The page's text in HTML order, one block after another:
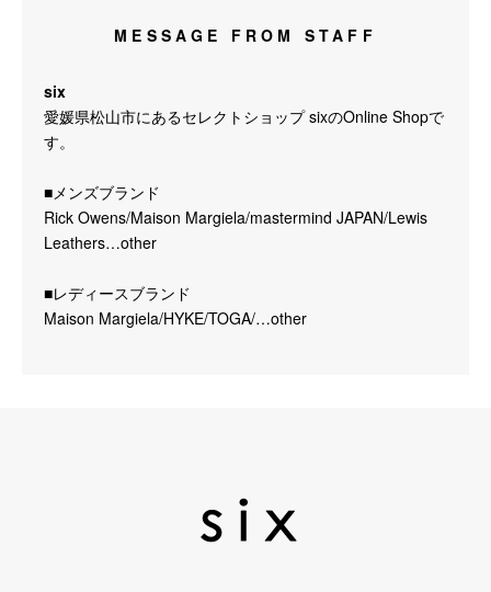
MESSAGE FROM STAFF
six
愛媛県松山市にあるセレクトショップ sixのOnline Shopで
す。
■メンズブランド
Rick Owens/Maison Margiela/mastermind JAPAN/Lewis
Leathers…other
■レディースブランド
Maison Margiela/HYKE/TOGA/…other